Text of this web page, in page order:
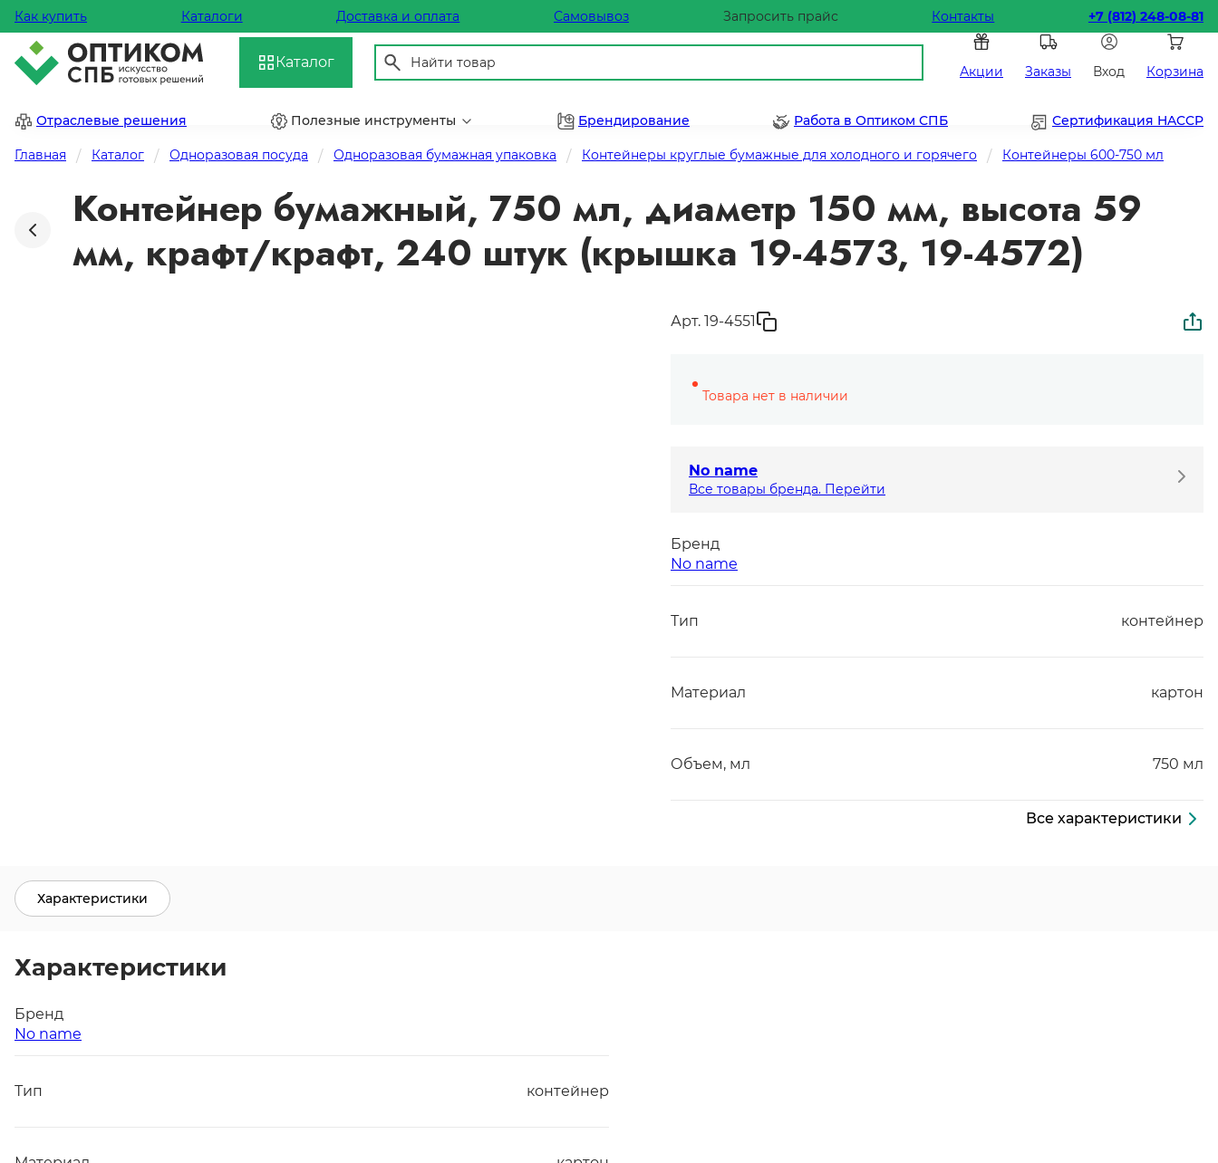
Как купить Каталоги Доставка и оплата Самовывоз Запросить прайс Контакты +7 (812) 248-08-81
Каталог
Акции Заказы Вход Корзина
Отраслевые решения Полезные инструменты Брендирование Работа в Оптиком СПБ Сертификация HACCP
Главная Каталог Одноразовая посуда Одноразовая бумажная упаковка Контейнеры круглые бумажные для холодного и горячего Контейнеры 600-750 мл
Контейнер бумажный, 750 мл, диаметр 150 мм, высота 59
мм, крафт/крафт, 240 штук (крышка 19-4573, 19-4572)
Арт. 19-4551
Товара нет в наличии
No name
Все товары бренда. Перейти
Бренд
No name
Тип контейнер
Материал картон
Объем, мл 750 мл
Все характеристики
Характеристики
Характеристики
Бренд
No name
Тип контейнер